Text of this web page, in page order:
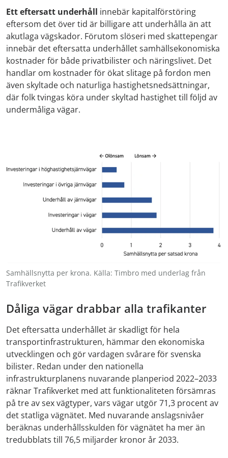
Ett eftersatt underhåll innebär kapitalförstöring
eftersom det över tid är billigare att underhålla än att
akutlaga vägskador. Förutom slöseri med skattepengar
innebär det eftersatta underhållet samhällsekonomiska
kostnader för både privatbilister och näringslivet. Det
handlar om kostnader för ökat slitage på fordon men
även skyltade och naturliga hastighetsnedsättningar,
där folk tvingas köra under skyltad hastighet till följd av
undermåliga vägar.
Samhällsnytta per krona. Källa: Timbro med underlag från
Trafikverket
Dåliga vägar drabbar alla trafikanter
Det eftersatta underhållet är skadligt för hela
transportinfrastrukturen, hämmar den ekonomiska
utvecklingen och gör vardagen svårare för svenska
bilister. Redan under den nationella
infrastrukturplanens nuvarande planperiod 2022–2033
räknar Trafikverket med att funktionaliteten försämras
på tre av sex vägtyper, vars vägar utgör 71,3 procent av
det statliga vägnätet. Med nuvarande anslagsnivåer
beräknas underhållsskulden för vägnätet ha mer än
tredubblats till 76,5 miljarder kronor år 2033.